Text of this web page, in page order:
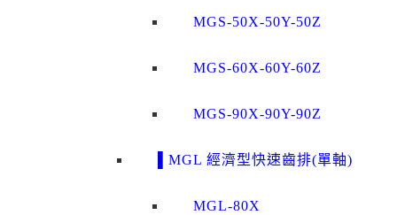
MGS-50X-50Y-50Z
MGS-60X-60Y-60Z
MGS-90X-90Y-90Z
▌MGL 經濟型快速齒排(單軸)
MGL-80X